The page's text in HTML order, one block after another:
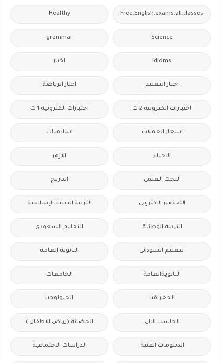
Free.English.exams.all.classes
Healthy
Science
grammar
idioms اخبار
اخبار التعليم اخبار الرياضة
اختبارات الكترونية 2 ث اختبارات الكترونيه 1 ث
اسعار العملات اسلاميات
الاحياء الازهر
البحث العلمى التاريخ
التحضير الاكترونى التربية الدينية الإسلامية
التربية الوطنية التعليم السعودى
التعليم السودانى الثانوية العامة
الثانويةالعامة الجامعات
الجغرافيا الجيولوجيا
الحاسب الالى الحضانة (رياض الاطفال )
الدبلومات الفنية الدراسات الاجتماعية